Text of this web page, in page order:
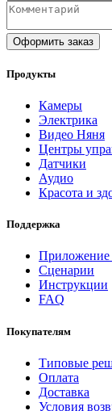
Оформить заказ
Продукты
Камеры
Электрика
Видео Няня
Центры
Датчики
Аудио
Красота и
Поддержка
Приложение
Сценарии
Инструкции
FAQ
Покупателям
Типовые
Оплата
Доставка
Условия